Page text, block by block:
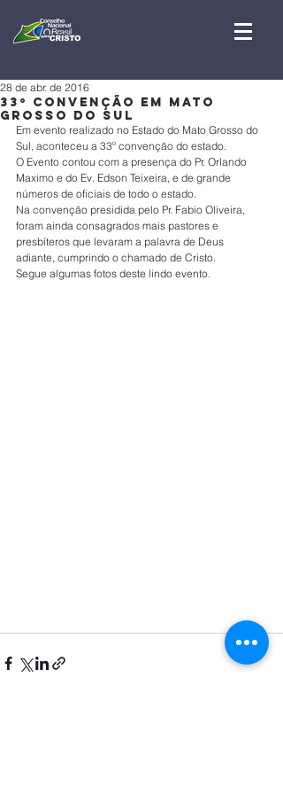
33º Convenção em Mato
Grosso do Sul
28 de abr. de 2016
Em evento realizado no Estado do Mato Grosso do
Sul, aconteceu a 33º convenção do estado.
O Evento contou com a presença do Pr. Orlando
Maximo e do Ev. Edson Teixeira, e de grande
números de oficiais de todo o estado.
Na convenção presidida pelo Pr. Fabio Oliveira,
foram ainda consagrados mais pastores e
presbíteros que levaram a palavra de Deus
adiante, cumprindo o chamado de Cristo.
Segue algumas fotos deste lindo evento.